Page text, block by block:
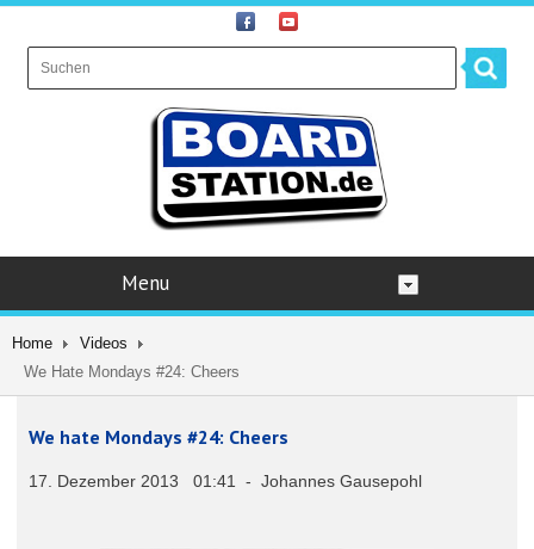
Menu
Home
Videos
We Hate Mondays #24: Cheers
We hate Mondays #24: Cheers
17. Dezember 2013 01:41 - Johannes Gausepohl